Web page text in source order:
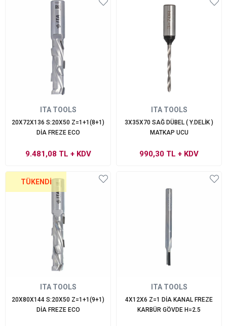
ITA TOOLS
20X72X136 S:20X50 Z=1+1(8+1)
DİA FREZE ECO
9.481,08 TL + KDV
ITA TOOLS
3X35X70 SAĞ DÜBEL ( Y.DELİK )
MATKAP UCU
990,30 TL + KDV
TÜKENDI
ITA TOOLS
20X80X144 S:20X50 Z=1+1(9+1)
DİA FREZE ECO
ITA TOOLS
4X12X6 Z=1 DİA KANAL FREZE
KARBÜR GÖVDE H=2.5